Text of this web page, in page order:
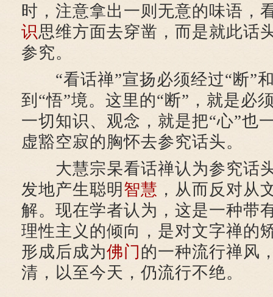
时，注意拿出一则无意的味语，
识思维方面去穿凿，而是就此话
参究。
“看话禅”宣扬必须经过“断”和
到“悟”境。这里的“断”，就是必
一切知识、观念，就是把“心”也
虚豁空寂的胸怀去参究话头。
大慧宗杲看话禅认为参究话
发地产生聪明 智慧 ，从而反对从
解。现在学者认为，这是一种带
理性主义的倾向，是对文字禅的
形成后成为佛门的一种流行禅风
清，以至今天，仍流行不绝。